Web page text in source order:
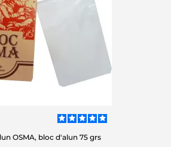
OSMA, bloc d'alun 75 grs